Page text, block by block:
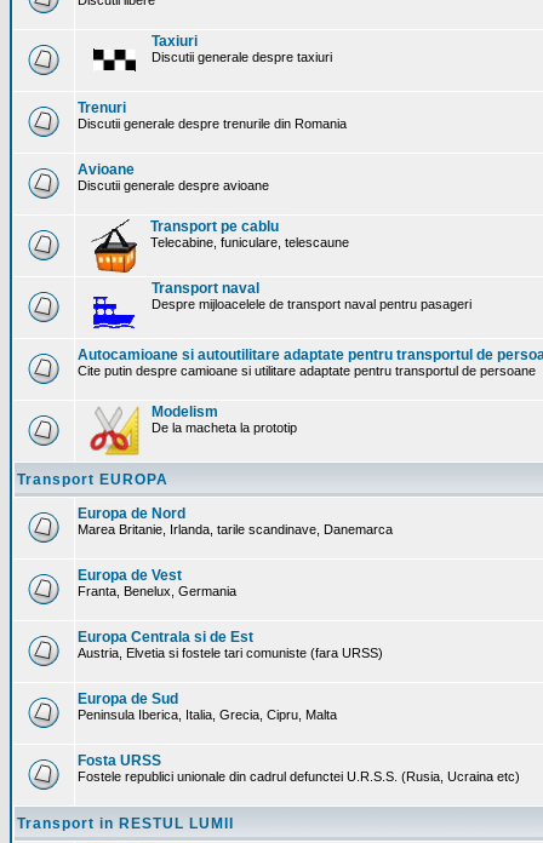
Taxiuri
Discutii generale despre taxiuri
Trenuri
Discutii generale despre trenurile din Romania
Avioane
Discutii generale despre avioane
Transport pe cablu
Telecabine, funiculare, telescaune
Transport naval
Despre mijloacelele de transport naval pentru pasageri
Autocamioane si autoutilitare adaptate pentru transportul de
Cite putin despre camioane si utilitare adaptate pentru transportul de persoane
Modelism
De la macheta la prototip
Transport EUROPA
Europa de Nord
Marea Britanie, Irlanda, tarile scandinave, Danemarca
Europa de Vest
Franta, Benelux, Germania
Europa Centrala si de Est
Austria, Elvetia si fostele tari comuniste (fara URSS)
Europa de Sud
Peninsula Iberica, Italia, Grecia, Cipru, Malta
Fosta URSS
Fostele republici unionale din cadrul defunctei U.R.S.S. (Rusia, Ucraina etc)
Transport in RESTUL LUMII